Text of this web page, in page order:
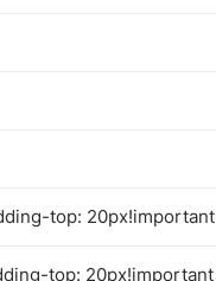
top: 20px!important
top: 20px!important